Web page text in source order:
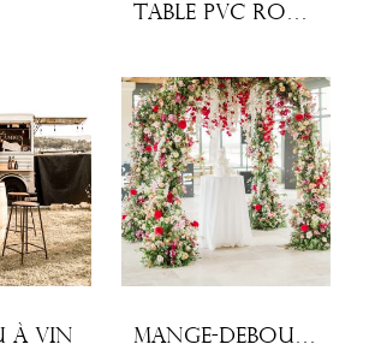
Table PVC ronde 150cm à napper
à vin Mange-debout à napper, pied central